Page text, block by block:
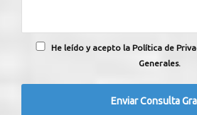
He leído y acepto la Política de
Generales.